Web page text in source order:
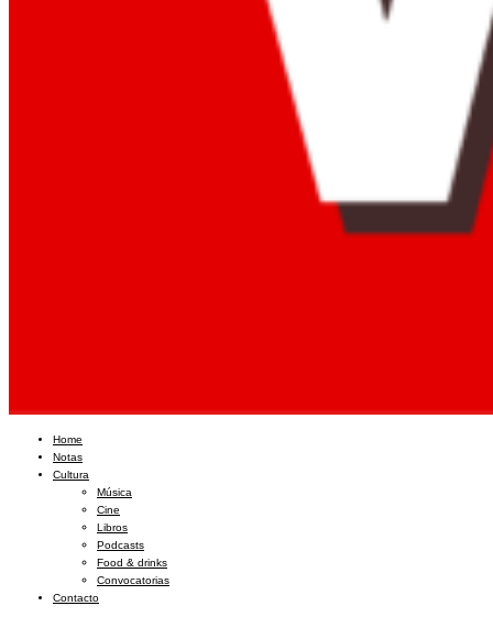
Home
Notas
Cultura
Música
Cine
Libros
Podcasts
Food & drinks
Convocatorias
Contacto